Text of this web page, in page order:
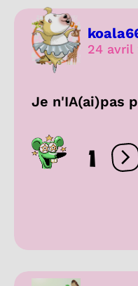
24 avril
Je n'IA(ai)pas
1